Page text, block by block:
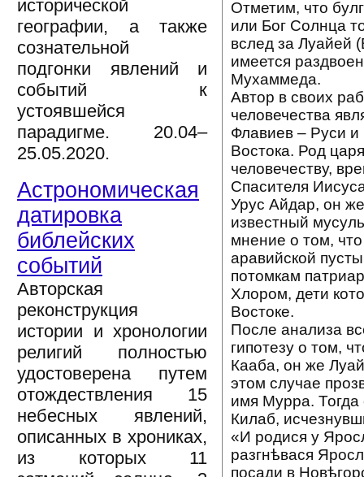
исторической
географии, а также
сознательной
подгонки явлений и
событий к
устоявшейся
парадигме. 20.04–
25.05.2020.
Астрономическая
датировка
библейских
событий
Авторская
реконструкция
истории и хронологии
религий полностью
удостоверена путем
отождествления 15
небесных явлений,
описанных в хрониках,
из которых 11
Отметим, что
или Бог Солнца
вслед за Луайей
имеется
Мухаммеда.
Автор в своих
человечества
Флавиев – Руси
Востока. Род
человечеству,
Спасителя
Урус Айдар, он
известный
мнение о том,
аравийской
потомкам
Хлором, дети
Востоке.
После анализа
гипотезу о том,
Кааба, он же
этом случае
имя Мурра. Тогда
Килаб,
«И родися у
разгнѣвася
посади в